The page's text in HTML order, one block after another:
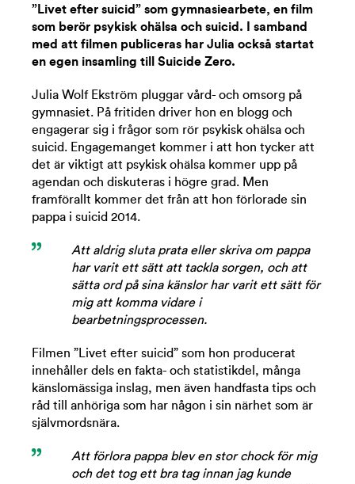
”Livet efter suicid” som gymnasiearbete, en film
som berör psykisk ohälsa och suicid. I samband
med att filmen publiceras har Julia också startat
en egen insamling till Suicide Zero.
Julia Wolf Ekström pluggar vård- och omsorg på
gymnasiet. På fritiden driver hon en blogg och
engagerar sig i frågor som rör psykisk ohälsa och
suicid. Engagemanget kommer i att hon tycker att
det är viktigt att psykisk ohälsa kommer upp på
agendan och diskuteras i högre grad. Men
framförallt kommer det från att hon förlorade sin
pappa i suicid 2014.
Att aldrig sluta prata eller skriva om pappa
har varit ett sätt att tackla sorgen, och att
sätta ord på sina känslor har varit ett sätt för
mig att komma vidare i
bearbetningsprocessen.
Filmen ”Livet efter suicid” som hon producerat
innehåller dels en fakta- och statistikdel, många
känslomässiga inslag, men även handfasta tips och
råd till anhöriga som har någon i sin närhet som är
självmordsnära.
Att förlora pappa blev en stor chock för mig
och det tog ett bra tag innan jag kunde